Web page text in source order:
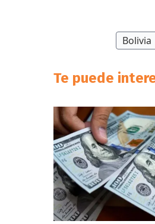
Bolivia
Te puede